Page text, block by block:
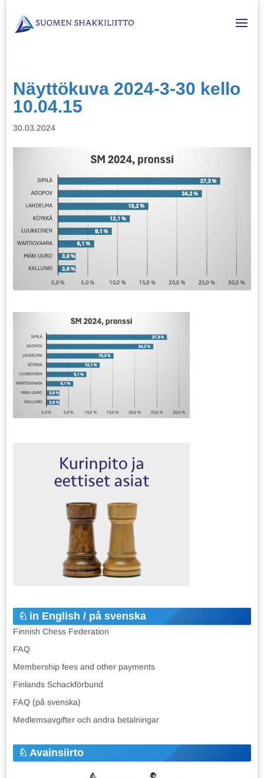
Näyttökuva 2024-3-30 kello
10.04.15
30.03.2024
in English / på svenska
Finnish Chess Federation
FAQ
Membership fees and other payments
Finlands Schackförbund
FAQ (på svenska)
Medlemsavgifter och andra betalningar
Avainsiirto